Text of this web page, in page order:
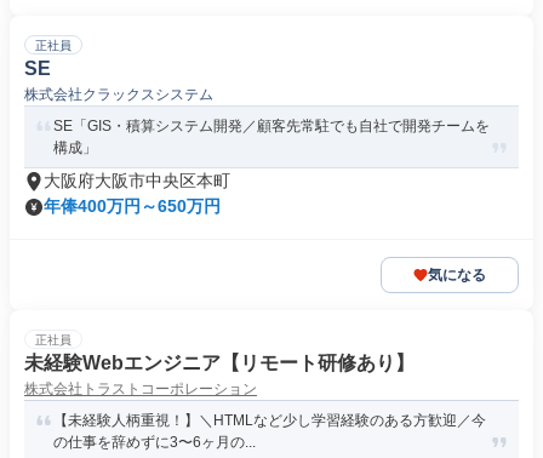
正社員
SE
株式会社クラックスシステム
SE「GIS・積算システム開発／顧客先常駐でも自社で開発チームを
構成」
大阪府大阪市中央区本町
年俸400万円～650万円
気になる
正社員
未経験Webエンジニア【リモート研修あり】
株式会社トラストコーポレーション
【未経験人柄重視！】＼HTMLなど少し学習経験のある方歓迎／今
の仕事を辞めずに3〜6ヶ月の...